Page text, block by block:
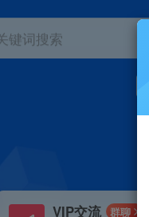
键词搜索
VIP交流 群聊